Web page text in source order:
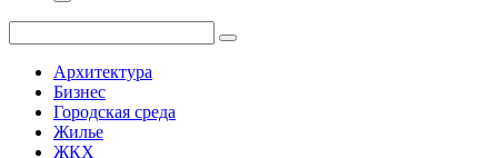
Архитектура
Бизнес
Городская среда
Жилье
ЖКХ